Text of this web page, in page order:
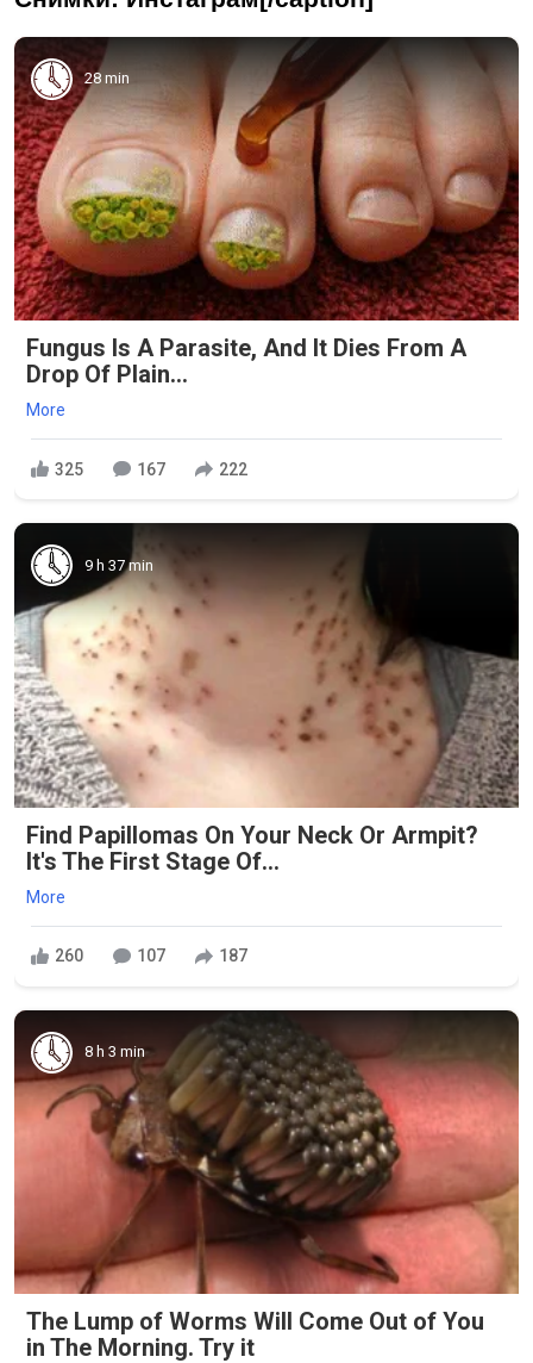
28 min
Fungus Is A Parasite, And It Dies From A
Drop Of Plain...
More
325 167 222
9 h 37 min
Find Papillomas On Your Neck Or Armpit?
It's The First Stage Of...
More
260 107 187
8 h 3 min
The Lump of Worms Will Come Out of You
in The Morning. Try it